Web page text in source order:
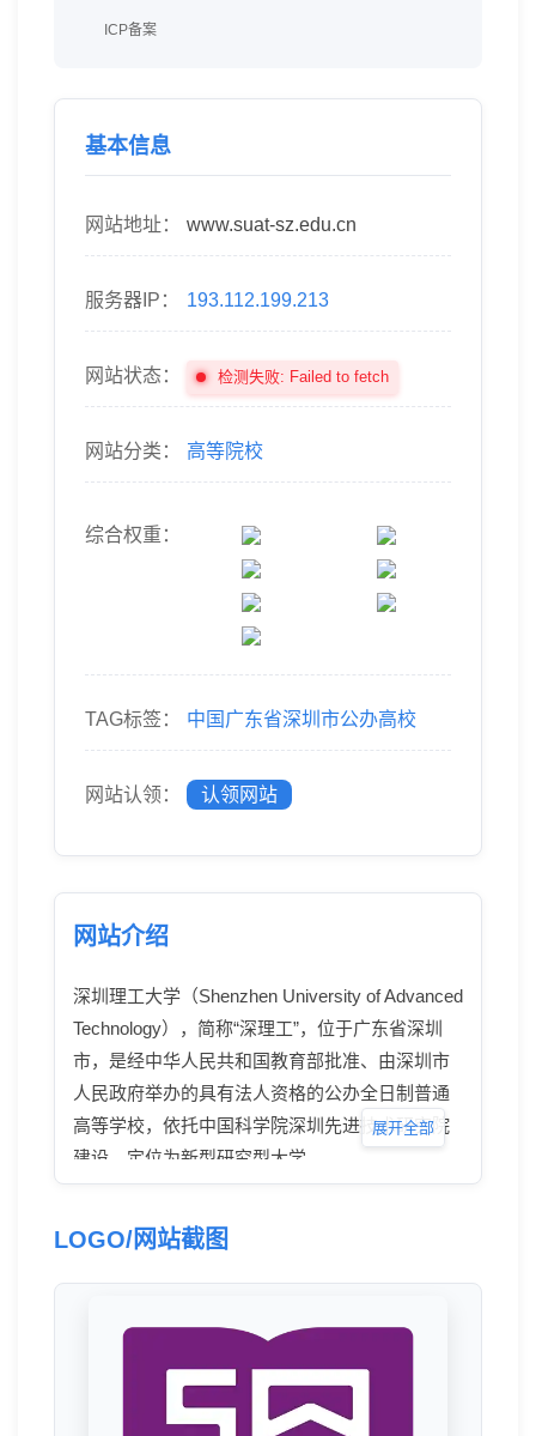
ICP备案
基本信息
网站地址： www.suat-sz.edu.cn
服务器IP： 193.112.199.213
网站状态： 检测失败: Failed to fetch
网站分类： 高等院校
综合权重：
TAG标签： 中国广东省深圳市公办高校
网站认领： 认领网站
网站介绍
深圳理工大学（Shenzhen University of Advanced
Technology），简称“深理工”，位于广东省深圳
市，是经中华人民共和国教育部批准、由深圳市
人民政府举办的具有法人资格的公办全日制普通
高等学校，依托中国科学院深圳先进技术研究院
建设，定位为新型研究型大学。
展开全部
LOGO/网站截图